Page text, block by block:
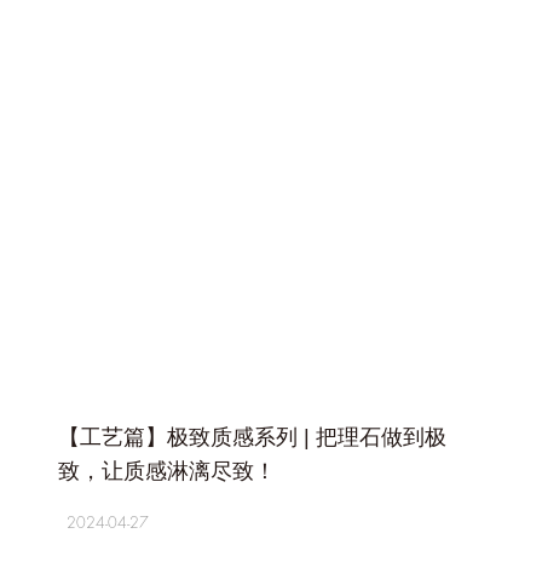
【工艺篇】极致质感系列 | 把理石做到极
致，让质感淋漓尽致！
2024-04-27